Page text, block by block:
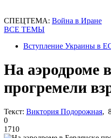
СПЕЦТЕМА: Война в Иране
ВСЕ ТЕМЫ
Вступление Украины в
На аэродроме
прогремели
Текст: Виктория Подорожная,
0
1710